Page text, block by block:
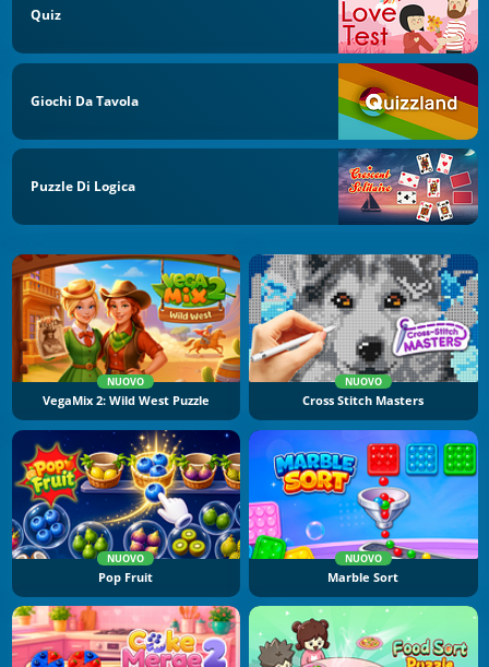
Quiz
Giochi Da Tavola
Puzzle Di Logica
NUOVO
VegaMix 2: Wild West Puzzle
NUOVO
Cross Stitch Masters
NUOVO
Pop Fruit
NUOVO
Marble Sort